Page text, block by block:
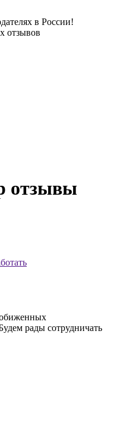
в России!
отзывов
отзывы
рады сотрудничать